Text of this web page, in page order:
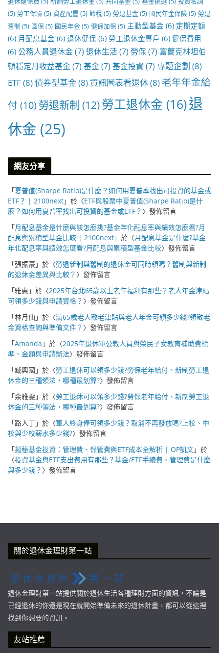
(5) 勞工保險 (5) 資產配置 (5) 節稅 (5) 勞退基金(5) 國民年金保險 (5) 勞退
舊制 (5) 國保(5) 國民年金(5) 健保加保(5) 主動型基金 (6) 定期定額
(6) 月配息基金 (6) 退休健保 (6) 勞工退休金專戶 (6) 健保費用
(6) 公務人員退休金(7) 退休生活(7) 勞保(7) 富蘭克林坦伯
頓穩定月收益基金(7) 基金(7) 基金投資 (7) 專題企劃 (8)
ETF(8)債券型基金(8)資訊圖表看退休(8)老年年金給
付 (10) 勞退新制 (12)勞工退休金 (16)退
休金 (25)
網友分享
「夏普值(Sharpe Ratio)是什麼？如何用夏普率找出可投資的基金或
ETF？ | 2100next」於〈ETF與股票中夏普值(Sharpe Ratio)是什
麼？如何用夏普率找出可投資的基金或ETF？ 〉發佈留言
「月配息基金是什麼與該怎麼挑?基金年化配息率與績效怎麼看?月
配息與累積型基金比較 | 2100next」於〈月配息基金是什麼?基金
年化配息率與績效怎麼看?月配息與累積型基金比較〉發佈留言
「張振豪」於〈勞退新制與舊制的退休金可同時領嗎？舊制與新制
的退休金差異與比較？ 〉發佈留言
「雅惠 」於〈2025年台北65歲以上老年福利有那些？老人年金津貼
可領多少錢與申請資格？ 〉發佈留言
「林月仙 」於〈滿65歲老人敬老津貼與老人年金可領多少錢?領敬老
金資格查詢與準備文件？ 〉發佈留言
「Amanda 」於〈2025年退休軍公教人員與榮民子女教育補助費標
準、金額與申請辦法〉發佈留言
「臧興國 」於〈勞工退休可以領多少錢?勞保老年給付、新制勞工退
休金的三種領法，哪種最划算?〉發佈留言
「余雅雯」於〈勞工退休可以領多少錢?勞保老年給付、新制勞工退
休金的三種領法，哪種最划算?〉發佈留言
「路人丁」於〈軍人終身俸可領多少錢？取消不再發放嗎?上校、中
校與少校薪水多少錢?〉發佈留言
「揭秘基金投資：管理費、保管費與ETF成本全解析 | OP凱文」於
〈投資基金與ETF支出費用有那些？基金/ETF手續費、管理費是什麼
與多少錢？ 〉發佈留言
關於退休金理財第一站
退休金理財第一站提供關於退休生活各種理財方面的資訊，不論是
已經退休的你還是現在就開始準備未來的退休計畫，都可以從這裡
找到你想要的資訊。
友站推薦